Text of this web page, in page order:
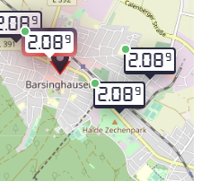
2.089
9
2.089
2.089